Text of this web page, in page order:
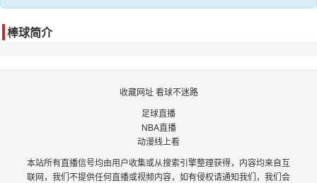
棒球简介
收藏网址 看球不迷路
足球直播
NBA直播
动漫线上看
本站所有直播信号均由用户收集或从搜索引擎整理获得，内容均来自互
联网，我们不提供任何直播或视频内容，如有侵权请通知我们，我们会